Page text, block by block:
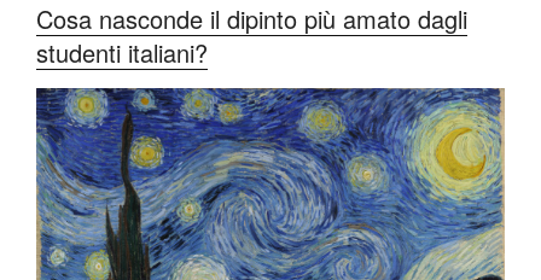
Cosa nasconde il dipinto più amato dagli
studenti italiani?